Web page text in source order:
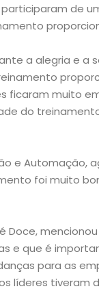
de
a alegria e
ficaram muito
do
e Automação,
foi muito
Doce,
e que é
para as
líderes tiveram